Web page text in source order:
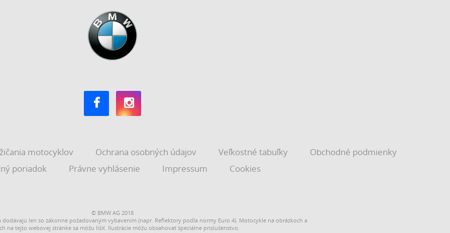
motocyklov Ochrana osobných údajov Veľkostné tabuľky
Obchodné podmienky
poriadok
Právne vyhlásenie Impressum Cookies
© BMW AG 2018
dodávajú len so zákonne požadovaným vybavením (napr. Reflektory podľa normy Euro 4). Motocykle na obrázkoch a
na tejto webovej stránke sa môžu líšiť. Ilustrácie môžu obsahovať špeciálne príslušenstvo.